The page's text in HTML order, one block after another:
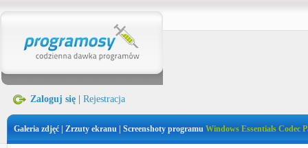
Zaloguj się Rejestracja
Galeria zdjęć | Zrzuty ekranu | Screenshoty programu Windows Essentials Codec